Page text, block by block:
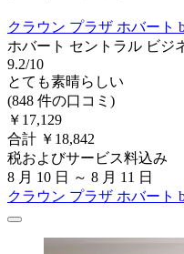
クラウン プラザ ホバート
ホバート セントラル ビジ
9.2/10
とても素晴らしい
(848 件の口コミ)
￥17,129
合計 ￥18,842
税およびサービス料込み
8 月 10 日 ～ 8 月 11 日
クラウン プラザ ホバート